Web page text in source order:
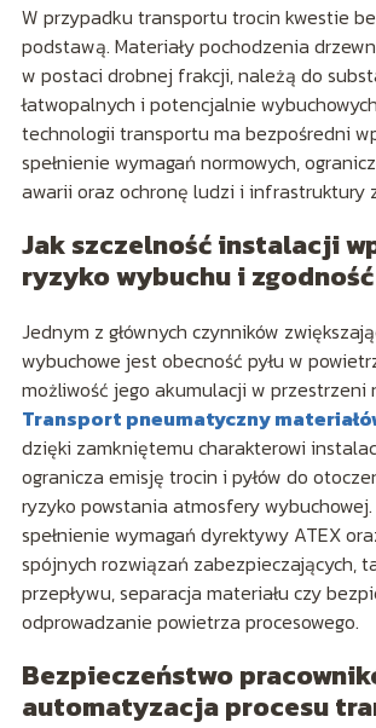
W przypadku transportu trocin kwestie
podstawą. Materiały pochodzenia
w postaci drobnej frakcji, należą do
łatwopalnych i potencjalnie
technologii transportu ma bezpośredni
spełnienie wymagań normowych,
awarii oraz ochronę ludzi i infrastruktury
Jak szczelność instalacji
ryzyko wybuchu i zgodność
Jednym z głównych czynników
wybuchowe jest obecność pyłu w
możliwość jego akumulacji w przestrzeni
Transport pneumatyczny
dzięki zamkniętemu charakterowi
ogranicza emisję trocin i pyłów do
ryzyko powstania atmosfery wybuchowej.
spełnienie wymagań dyrektywy ATEX
spójnych rozwiązań zabezpieczających,
przepływu, separacja materiału czy
odprowadzanie powietrza procesowego.
Bezpieczeństwo
automatyzacja procesu